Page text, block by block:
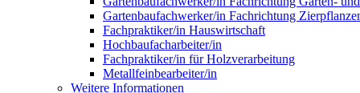
Gartenbaufachwerker/in Fachrichtung
Fachpraktiker/in Hauswirtschaft
Hochbaufacharbeiter/in
Fachpraktiker/in für Holzverarbeitung
Metallfeinbearbeiter/in
Weitere Informationen